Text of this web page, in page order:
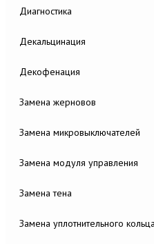
Диагностика
Декальцинация
Декофенация
Замена жерновов
Замена микровыключателей
Замена модуля управления
Замена тена
Замена уплотнительного